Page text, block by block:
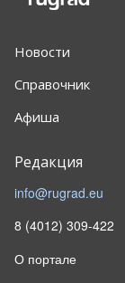
Новости
Справочник
Афиша
Редакция
info@rugrad.eu
8 (4012) 309-422
О портале